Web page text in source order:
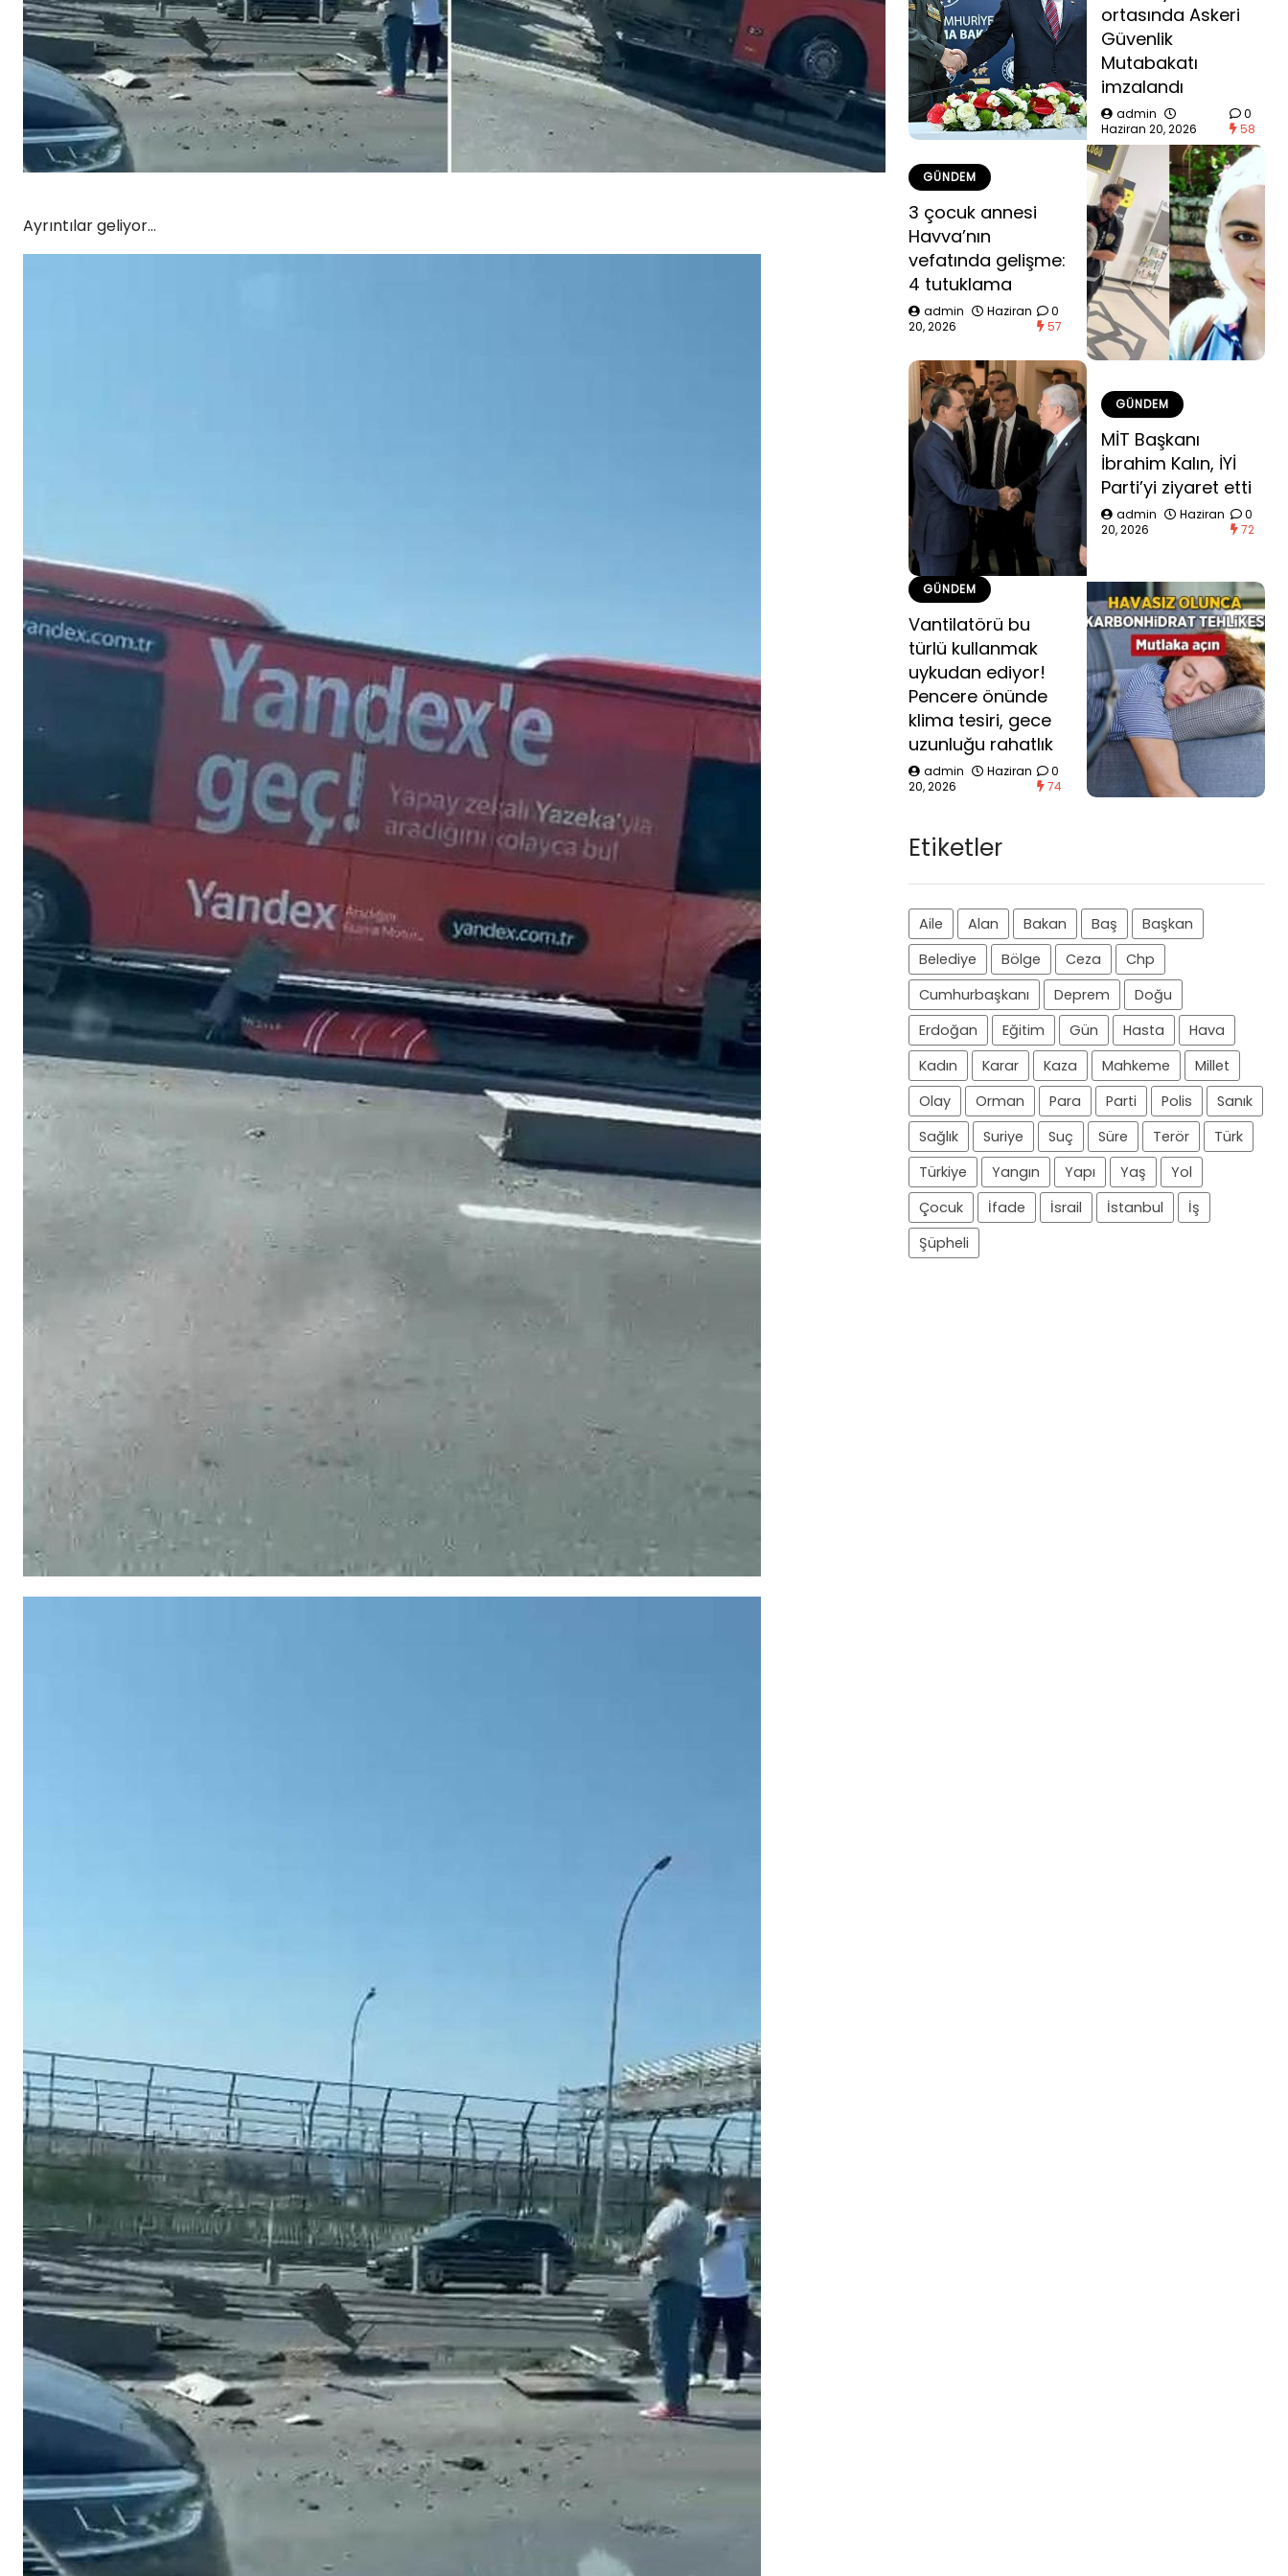
Ayrıntılar geliyor…
ortasında Askeri
Güvenlik
Mutabakatı
imzalandı
admin
Haziran 20, 2026
0
58
GÜNDEM
3 çocuk annesi
Havva’nın
vefatında gelişme:
4 tutuklama
admin
Haziran
20, 2026
0
57
GÜNDEM
MİT Başkanı
İbrahim Kalın, İYİ
Parti’yi ziyaret etti
admin
Haziran
20, 2026
0
72
GÜNDEM
Vantilatörü bu
türlü kullanmak
uykudan ediyor!
Pencere önünde
klima tesiri, gece
uzunluğu rahatlık
admin
Haziran
20, 2026
0
74
Etiketler
Aile Alan Bakan Baş
Başkan
Belediye
Bölge Ceza
Chp
Cumhurbaşkanı
Deprem
Doğu
Erdoğan
Eğitim Gün Hasta
Hava
Kadın
Karar Kaza Mahkeme
Millet
Olay
Orman Para Parti Polis
Sanık
Sağlık
Suriye Suç Süre Terör
Türk
Türkiye
Yangın Yapı Yaş
Yol
Çocuk
İfade İsrail İstanbul
İş
Şüpheli